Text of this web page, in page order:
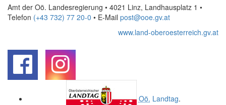
Amt der Oö. Landesregierung • 4021 Linz, Landhausplatz 1 •
Telefon (+43 732) 77 20-0 • E-Mail post@ooe.gv.at
www.land-oberoesterreich.gv.at
Oö. Landtag.